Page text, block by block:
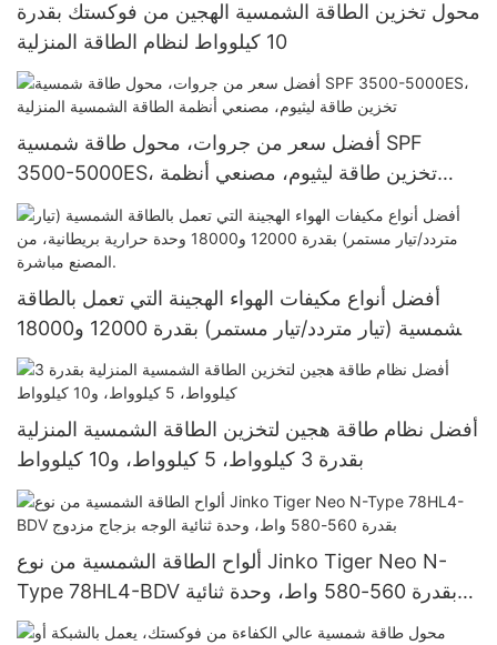
محول تخزين الطاقة الشمسية الهجين من فوكستك بقدرة
10 كيلوواط لنظام الطاقة المنزلية
أفضل سعر من جروات، محول طاقة شمسية SPF
3500-5000ES، تخزين طاقة ليثيوم، مصنعي أنظمة
الطاقة الشمسية المنزلية
أفضل أنواع مكيفات الهواء الهجينة التي تعمل بالطاقة
الشمسية (تيار متردد/تيار مستمر) بقدرة 12000 و18000
وحدة حرارية بريطانية، من المصنع مباشرة.
أفضل نظام طاقة هجين لتخزين الطاقة الشمسية المنزلية
بقدرة 3 كيلوواط، 5 كيلوواط، و10 كيلوواط
ألواح الطاقة الشمسية من نوع Jinko Tiger Neo N-
Type 78HL4-BDV بقدرة 560-580 واط، وحدة ثنائية
الوجه بزجاج مزدوج